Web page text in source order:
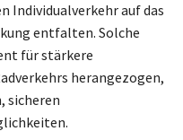
Individualverkehr auf das
entfalten. Solche
für stärkere
herangezogen,
sicheren